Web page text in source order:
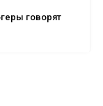
говорят